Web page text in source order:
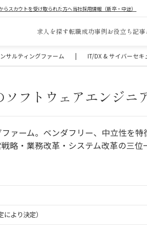
らスカウトを受け取られた方へ当社採用情報（新卒・中途）
求人を探す転職成功事例お役立ち記事
サルティングファーム | IT/DX & サイバーセキ
フトウェアエンジニ
ァーム。ベンダフリー、中立性を特
略・業務改革・システム改革の三位
より決定）